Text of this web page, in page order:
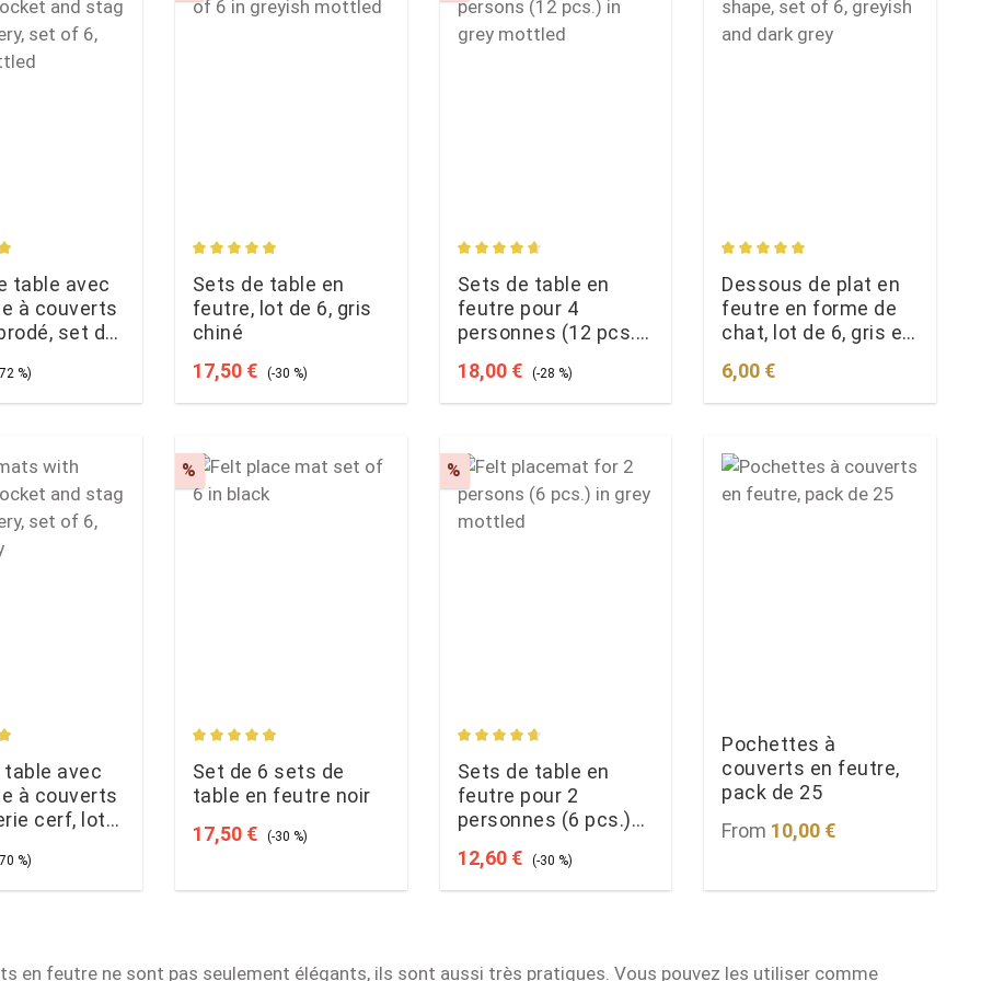
of 4.92 out of 5 stars
table avec
à couverts
set de
price:
%)
Average rating of 4.88 out of 5 stars
Sets de table en
feutre, lot de 6, gris
chiné
Sale price:
17,50 € Regular price:
(-30 %)
Average rating of 4.77 out of 5 stars
Sets de table en
feutre pour 4
personnes (12 pcs.)
Sale price:
18,00 € Regular price:
(-28 %)
Average rating of 5 out of 5
Dessous de plat en
feutre en forme de
chat, lot de 6, gris et
Regular price:
6,00 €
of 4.92 out of 5 stars
table avec
à couverts
cerf, lot
price:
%)
%Discount
Average rating of 4.91 out of 5 stars
Set de 6 sets de
table en feutre noir
Sale price:
17,50 € Regular price:
(-30 %)
%Discount
Average rating of 4.77 out of 5 stars
Sets de table en
feutre pour 2
personnes (6 pcs.)
Sale price:
12,60 € Regular price:
(-30 %)
Pochettes à
couverts en feutre,
pack de 25
Regular price:
From 10,00 €
en feutre ne sont pas seulement élégants, ils sont aussi très pratiques. Vous pouvez les utiliser comme